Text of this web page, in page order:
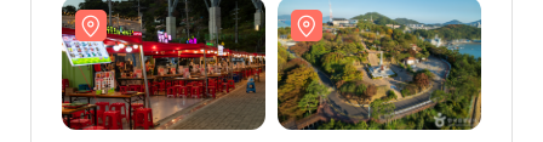
Чолла-намдо
(전라남도해양수산과학
관)